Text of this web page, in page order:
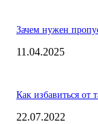
Зачем нужен
11.04.2025
Как избавиться от
22.07.2022